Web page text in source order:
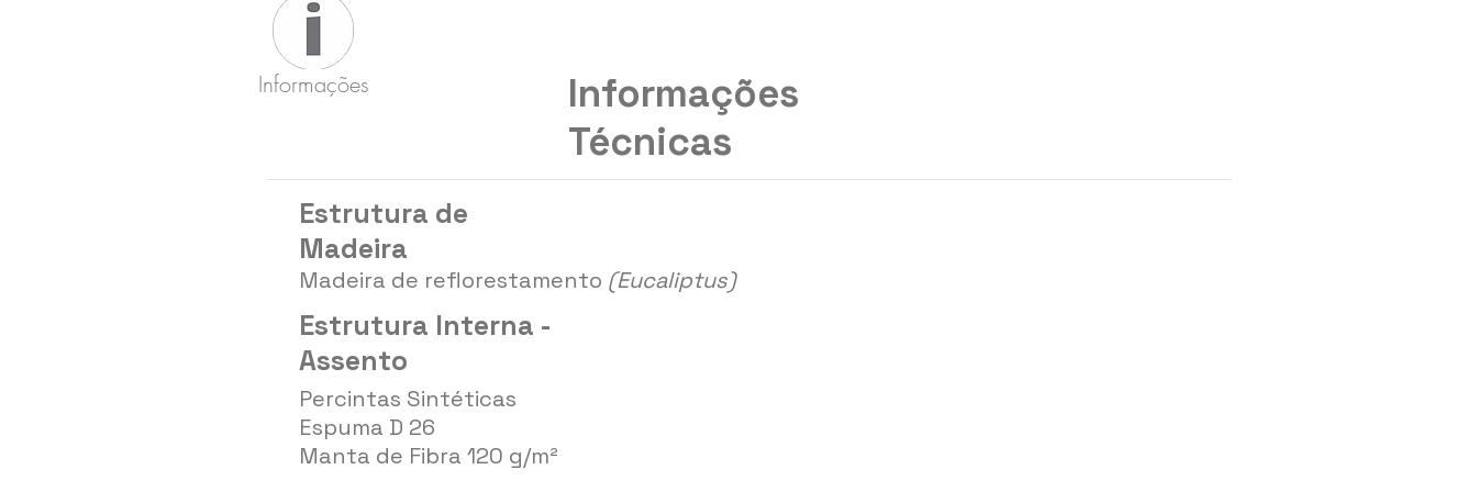
Informações
Informações
Técnicas
Estrutura de
Madeira
Madeira de reflorestamento (Eucaliptus)
Estrutura Interna -
Assento
Percintas Sintéticas
Espuma D 26
Manta de Fibra 120 g/m²